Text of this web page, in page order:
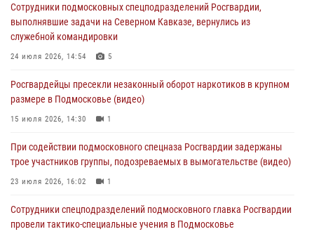
Офицер подмосковного главка Росгвардии стал гостем эфира
«Радио 1»
01 августа 2026, 17:57
крупную сумму в Подмосковье
31 июля 2026, 13:00
действиях в Подмосковье (видео)
31 июля 2026, 09:00
Сотрудники подмосковных спецподразделений Росгвардии,
выполнявшие задачи на Северном Кавказе, вернулись из
служебной командировки
24 июля 2026, 14:54 5
Росгвардейцы пресекли незаконный оборот наркотиков в крупном
размере в Подмосковье (видео)
15 июля 2026, 14:30 1
При содействии подмосковного спецназа Росгвардии задержаны
трое участников группы, подозреваемых в вымогательстве (видео)
23 июля 2026, 16:02 1
Сотрудники спецподразделений подмосковного главка Росгвардии
провели тактико-специальные учения в Подмосковье